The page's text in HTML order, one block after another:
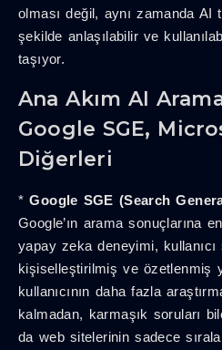
olması değil, aynı zamanda AI
şekilde anlaşılabilir ve
taşıyor.
Ana Akım AI
Google SGE,
Diğerleri
*Google SGE (Search
Google’ın arama sonuçlarına
yapay zeka deneyimi, kullanıcı
kişiselleştirilmiş ve özetlenmiş
kullanıcının daha fazla
kalmadan, karmaşık soruları
da web sitelerinin sadece